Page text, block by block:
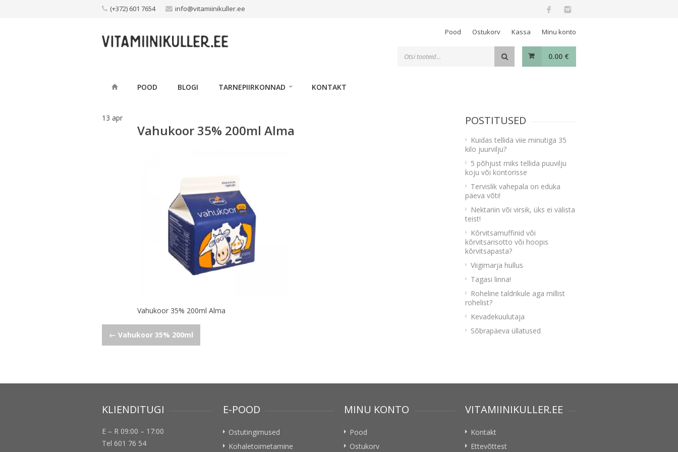
(+372) 601 7654 info@vitamiinikuller.ee
Pood Ostukorv Kassa Minu konto
0.00 €
POOD BLOGI TARNEPIIRKONNAD KONTAKT
13 apr
Vahukoor 35% 200ml Alma
Vahukoor 35% 200ml Alma
Navigeerimine
← Vahukoor 35% 200ml
POSTITUSED
Kuidas tellida viie minutiga 35
kilo juurvilju?
5 põhjust miks tellida puuvilju
koju või kontorisse
Tervislik vahepala on eduka
päeva võti!
Nektariin või virsik, üks ei välista
teist!
Kõrvitsamuffinid või
kõrvitsarisotto või hoopis
kõrvitsapasta?
Viigimarja hullus
Tagasi linna!
Roheline taldrikule aga millist
rohelist?
Kevadekuulutaja
Sõbrapäeva üllatused
KLIENDITUGI
E – R 09:00 – 17:00
Tel 601 76 54
E-POOD
Ostutingimused
Kohaletoimetamine
MINU KONTO
Pood
Ostukorv
VITAMIINIKULLER.EE
Kontakt
Ettevõttest